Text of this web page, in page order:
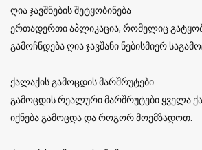
ღია ჯავშნების შეტყობინება
ერთადერთი აპლიკაცია, რომელიც
გამოჩნდება ღია ჯავშანი ნებისმიერ
ქალაქის გამოცდის მარშრუტები
გამოცდის რეალური მარშრუტები ყველა
იქნება გამოცდა და როგორ მოემზადოთ.